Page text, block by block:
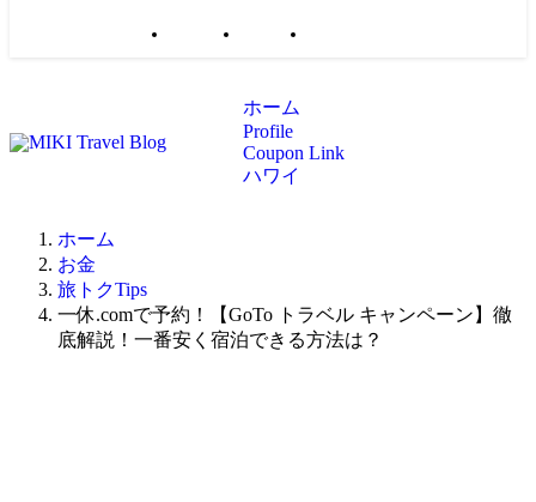
ホーム Profile
ホーム
Profile
Coupon Link
ハワイ
ホーム
お金
旅トクTips
一休.comで予約！【GoTo トラベル キャンペーン】徹
底解説！一番安く宿泊できる方法は？